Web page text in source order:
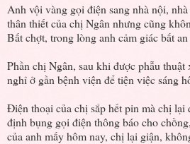
Anh vội vàng gọi điện sang nhà nội,
thân thiết của chị Ngân nhưng cũng
Bất chợt, trong lòng anh cảm giác bất
Phần chị Ngân, sau khi được phẫu thuật
nghỉ ở gần bệnh viện để tiện việc sáng
Điện thoại của chị sắp hết pin mà chị lại
định bụng gọi điện thông báo cho
của anh mấy hôm nay, chị lại giận,